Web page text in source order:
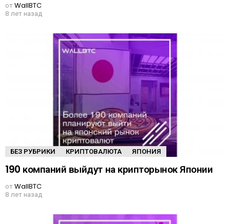
отWallBTC
8 лет назад
БЕЗ РУБРИКИ КРИПТОВАЛЮТА ЯПОНИЯ
190 компаний выйдут на крипторынок Японии
отWallBTC
8 лет назад